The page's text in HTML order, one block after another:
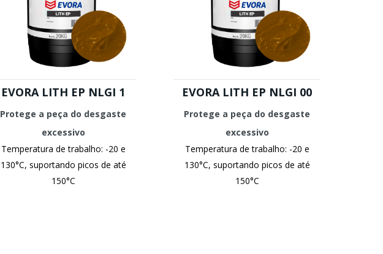
EVORA LITH EP NLGI 1
Protege a peça do desgaste
excessivo
Temperatura de trabalho: -20 e
130°C, suportando picos de até
150°C
EVORA LITH EP NLGI 00
Protege a peça do desgaste
excessivo
Temperatura de trabalho: -20 e
130°C, suportando picos de até
150°C